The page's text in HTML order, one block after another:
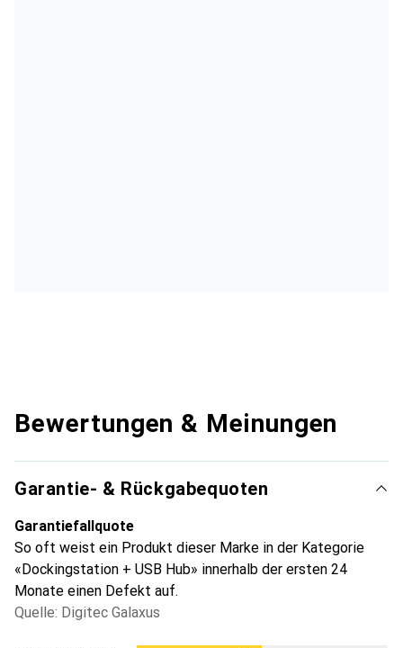
Bewertungen & Meinungen
Garantie- & Rückgabequoten
Garantiefallquote
So oft weist ein Produkt dieser Marke in der Kategorie
«Dockingstation + USB Hub» innerhalb der ersten 24
Monate einen Defekt auf.
Quelle: Digitec Galaxus